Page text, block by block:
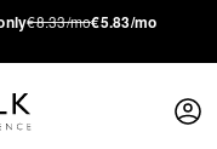
€8.33/mo€5.83/mo